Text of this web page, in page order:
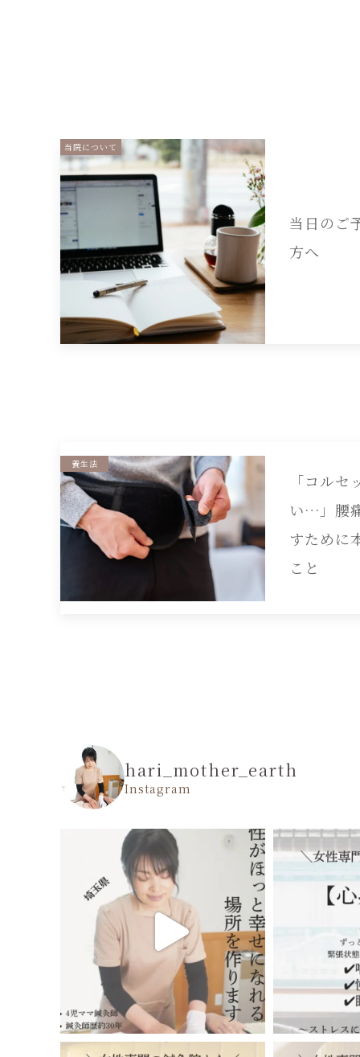
当院について
当日のご
方へ
養生法
「コル
い…」腰
すために
こと
hari_mother_earth
Instagram